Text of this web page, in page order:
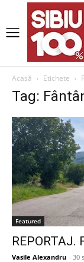
Acasă Etichete
Tag:
Featured
REPORTAJ.
Vasile Alexandru - 30